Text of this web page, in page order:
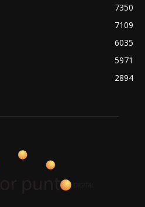
7350
7109
6035
5971
2894